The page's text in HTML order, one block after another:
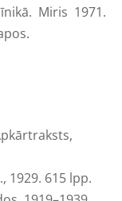
Miris 1971.
1929. 615 lpp.